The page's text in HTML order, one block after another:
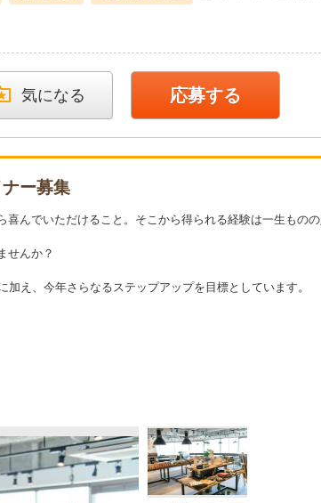
気になる 応募する
ナー募集
んでいただけること。そこから得られる経験は一生ものの
せんか？
え、今年さらなるステップアップを目標としています。